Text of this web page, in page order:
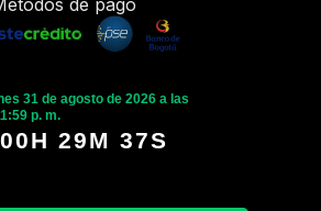
31 de agosto de 2026 a las
p. m.
29M 37S